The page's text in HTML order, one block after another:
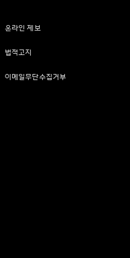
온라인 제보
법적고지
이메일무단수집거부